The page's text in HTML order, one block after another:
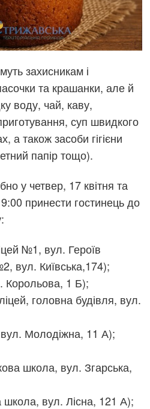
захисникам і
та крашанки, але й
воду, чай, каву,
суп швидкого
а також засоби гігієни
папір тощо).
у четвер, 17 квітня та
принести гостинець до
№1, вул. Героїв
вул. Київська,174);
Корольова, 1 Б);
головна будівля, вул.
вул. Молодіжна, 11 А);
школа, вул. Згарська,
школа, вул. Лісна, 121 А);